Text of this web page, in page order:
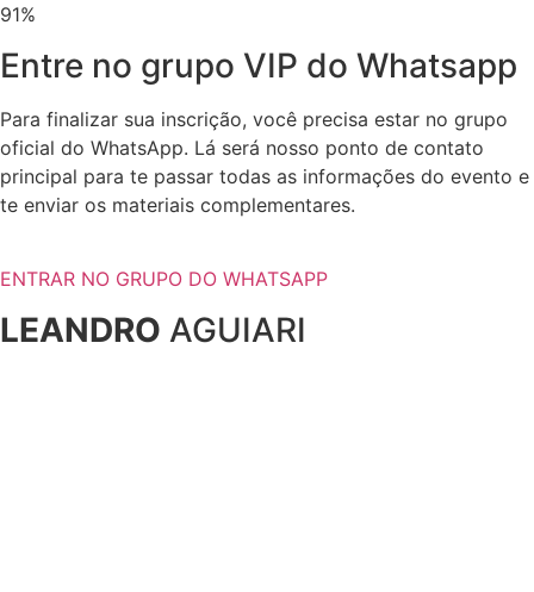
91%
Entre no grupo VIP do Whatsapp
Para finalizar sua inscrição, você precisa estar no grupo
oficial do WhatsApp. Lá será nosso ponto de contato
principal para te passar todas as informações do evento e
te enviar os materiais complementares.
ENTRAR NO GRUPO DO WHATSAPP
LEANDRO AGUIARI